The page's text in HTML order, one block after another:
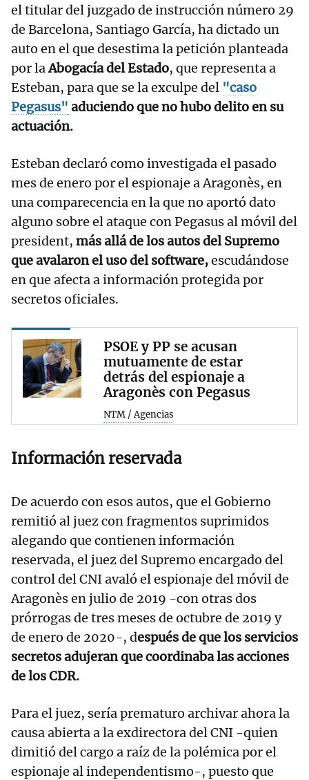
el titular del juzgado de instrucción número 29
de Barcelona, Santiago García, ha dictado un
auto en el que desestima la petición planteada
por laAbogacía del Estado, que representa a
Esteban, para que se la exculpe del "caso
Pegasus" aduciendo que no hubo delito en su
actuación.
Esteban declaró como investigada el pasado
mes de enero por el espionaje a Aragonès, en
una comparecencia en la que no aportó dato
alguno sobre el ataque con Pegasus al móvil del
president, más allá de los autos del Supremo
que avalaron el uso del software,escudándose
en que afecta a información protegida por
secretos oficiales.
PSOE y PP se acusan
mutuamente de estar
detrás del espionaje a
Aragonès con Pegasus
NTM / Agencias
Información reservada
De acuerdo con esos autos, que el Gobierno
remitió al juez con fragmentos suprimidos
alegando que contienen información
reservada, el juez del Supremo encargado del
control del CNI avaló el espionaje del móvil de
Aragonès en julio de 2019 -con otras dos
prórrogas de tres meses de octubre de 2019 y
de enero de 2020-, después de que los servicios
secretos adujeran que coordinaba las acciones
de los CDR.
Para el juez, sería prematuro archivar ahora la
causa abierta a la exdirectora del CNI -quien
dimitió del cargo a raíz de la polémica por el
espionaje al independentismo-, puesto que